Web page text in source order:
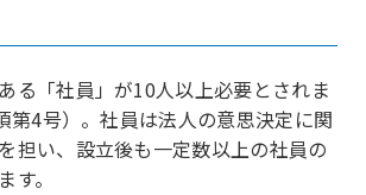
る「社員」が10人以上必要とされま
第4号）。社員は法人の意思決定に関
担い、設立後も一定数以上の社員の
す。